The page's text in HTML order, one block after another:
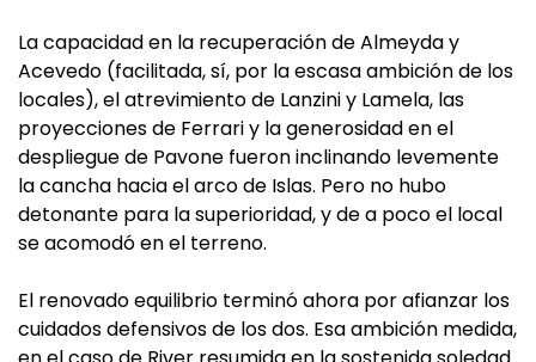
La capacidad en la recuperación de Almeyda y
Acevedo (facilitada, sí, por la escasa ambición de los
locales), el atrevimiento de Lanzini y Lamela, las
proyecciones de Ferrari y la generosidad en el
despliegue de Pavone fueron inclinando levemente
la cancha hacia el arco de Islas. Pero no hubo
detonante para la superioridad, y de a poco el local
se acomodó en el terreno.
El renovado equilibrio terminó ahora por afianzar los
cuidados defensivos de los dos. Esa ambición medida,